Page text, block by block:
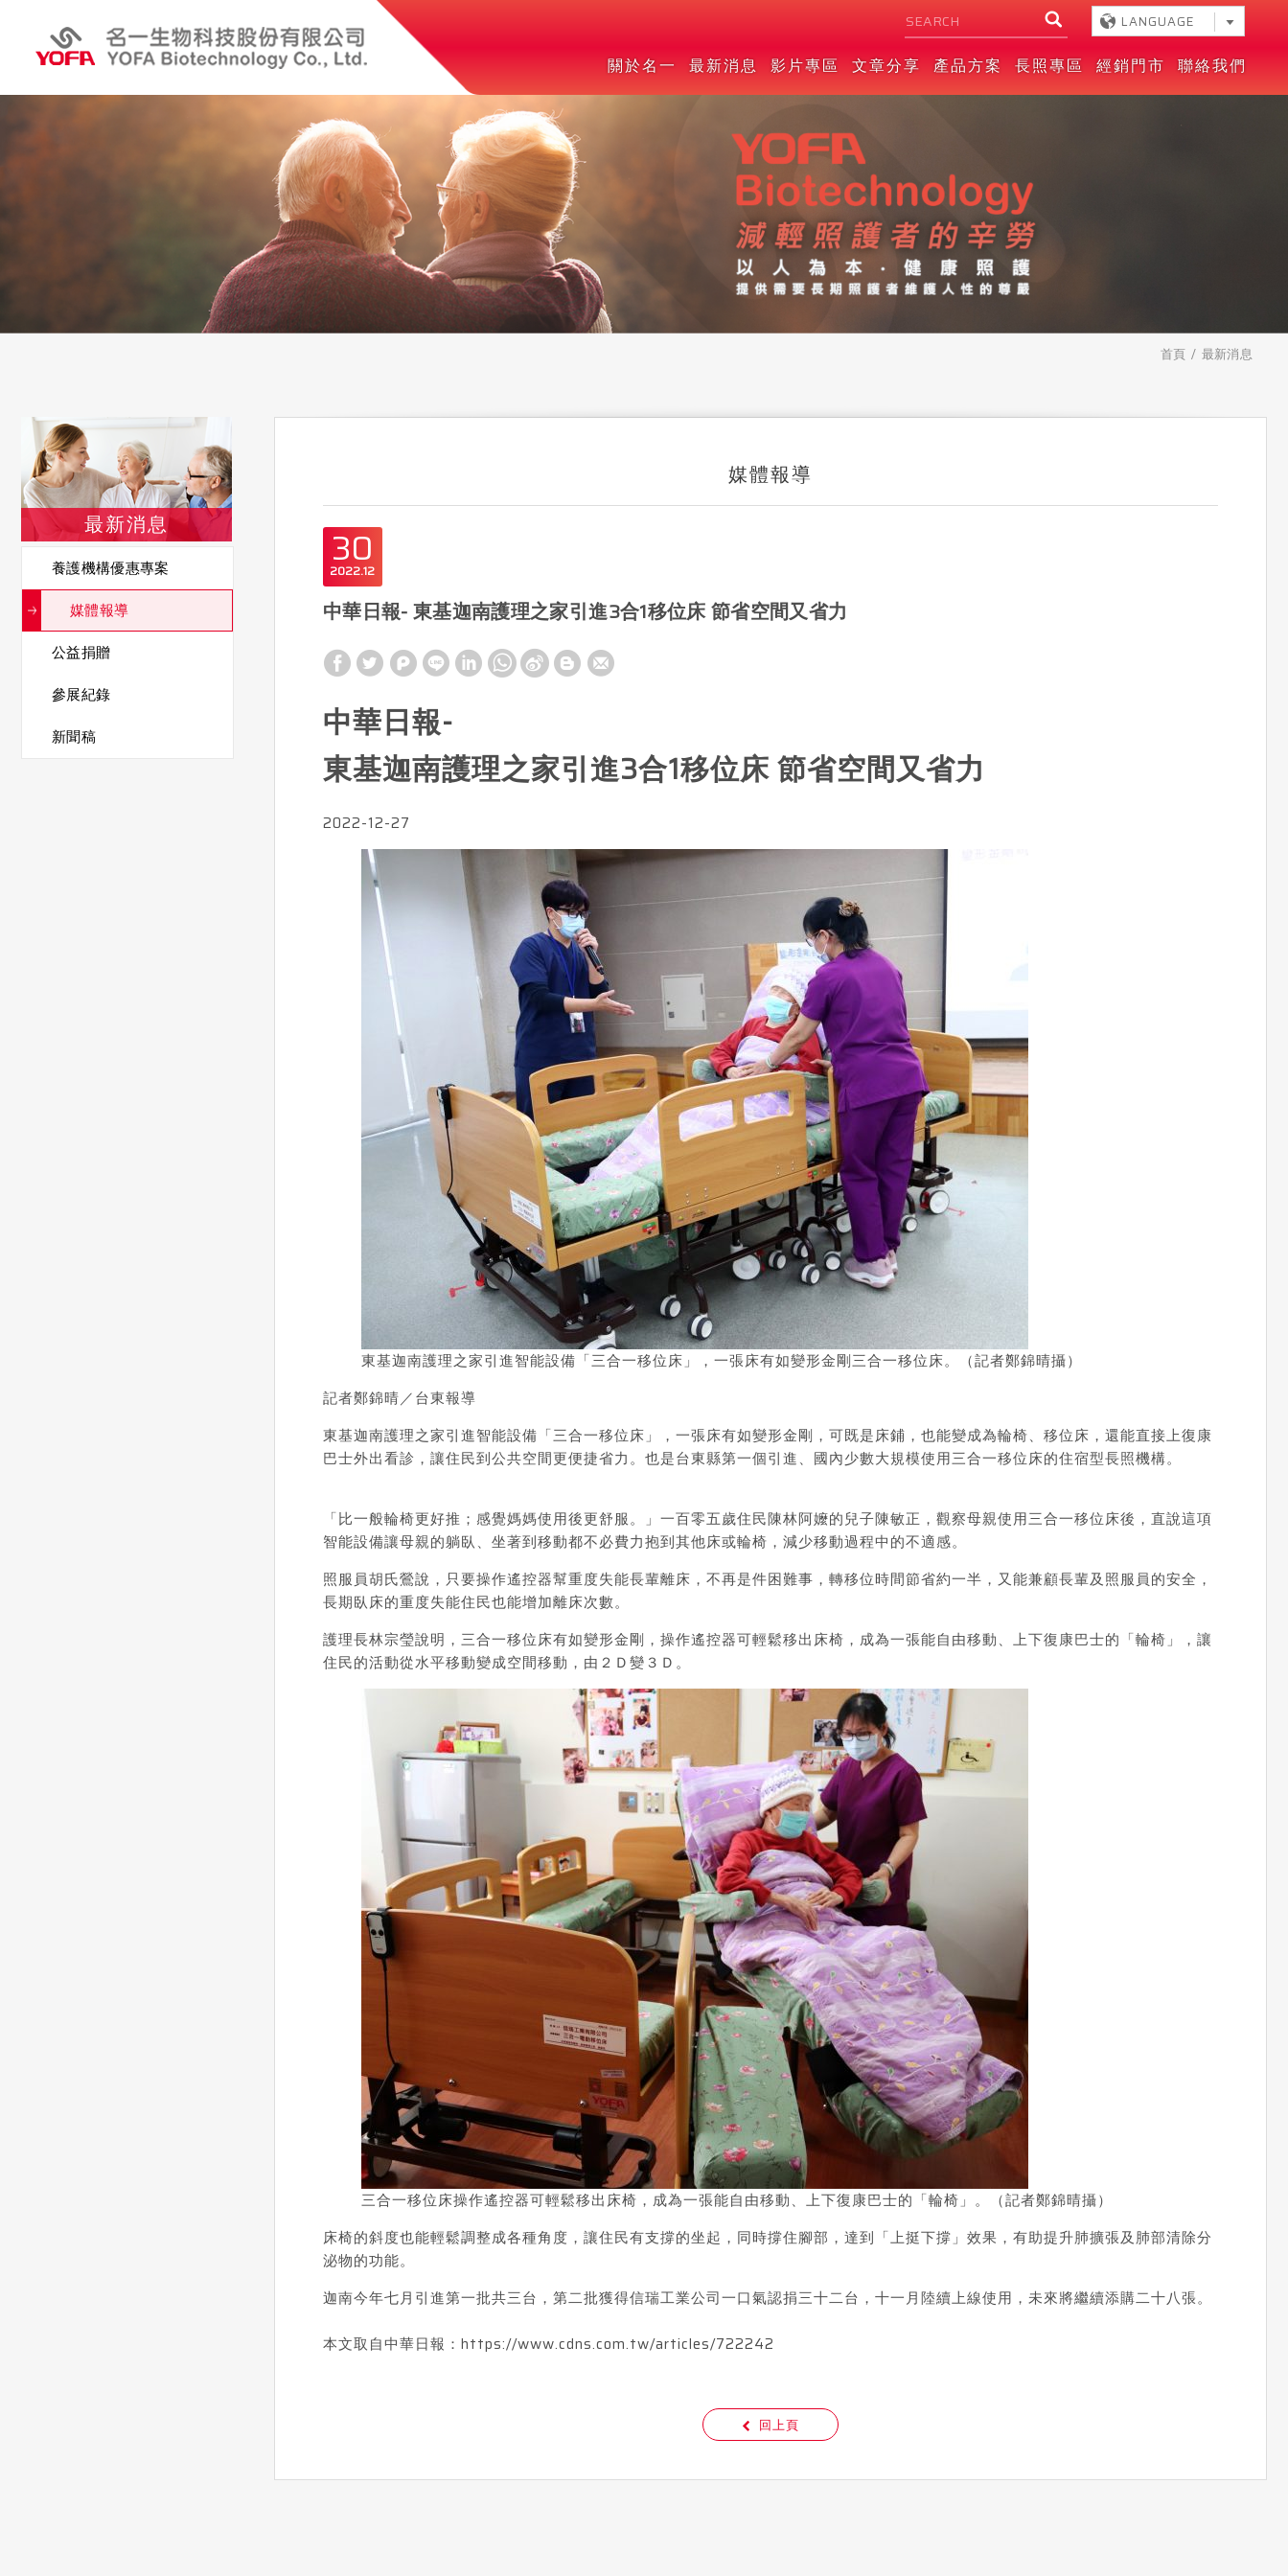
LANGUAGE
關於名一 最新消息 影片專區 文章分享 產品方案 長照專區 經銷門市 聯絡我們
首頁 最新消息
最新消息
養護機構優惠專案
媒體報導
公益捐贈
參展紀錄
新聞稿
媒體報導
3012
2022
中華日報- 東基迦南護理之家引進3合1移位床 節省空間又省力
中華日報-
東基迦南護理之家引進3合1移位床 節省空間又省力
2022-12-27
東基迦南護理之家引進智能設備「三合一移位床」，一張床有如變形金剛三合一移位床。（記者鄭錦晴攝）
記者鄭錦晴／台東報導
東基迦南護理之家引進智能設備「三合一移位床」，一張床有如變形金剛，可既是床鋪，也能變成為輪椅、移位床，還能直接上復康
巴士外出看診，讓住民到公共空間更便捷省力。也是台東縣第一個引進、國內少數大規模使用三合一移位床的住宿型長照機構。
「比一般輪椅更好推；感覺媽媽使用後更舒服。」一百零五歲住民陳林阿嬤的兒子陳敏正，觀察母親使用三合一移位床後，直說這項
智能設備讓母親的躺臥、坐著到移動都不必費力抱到其他床或輪椅，減少移動過程中的不適感。
照服員胡氏鶯說，只要操作遙控器幫重度失能長輩離床，不再是件困難事，轉移位時間節省約一半，又能兼顧長輩及照服員的安全，
長期臥床的重度失能住民也能增加離床次數。
護理長林宗瑩說明，三合一移位床有如變形金剛，操作遙控器可輕鬆移出床椅，成為一張能自由移動、上下復康巴士的「輪椅」，讓
住民的活動從水平移動變成空間移動，由２Ｄ變３Ｄ。
三合一移位床操作遙控器可輕鬆移出床椅，成為一張能自由移動、上下復康巴士的「輪椅」。（記者鄭錦晴攝）
床椅的斜度也能輕鬆調整成各種角度，讓住民有支撐的坐起，同時撐住腳部，達到「上挺下撐」效果，有助提升肺擴張及肺部清除分
泌物的功能。
迦南今年七月引進第一批共三台，第二批獲得信瑞工業公司一口氣認捐三十二台，十一月陸續上線使用，未來將繼續添購二十八張。
本文取自中華日報： https://www.cdns.com.tw/articles/722242
回上頁